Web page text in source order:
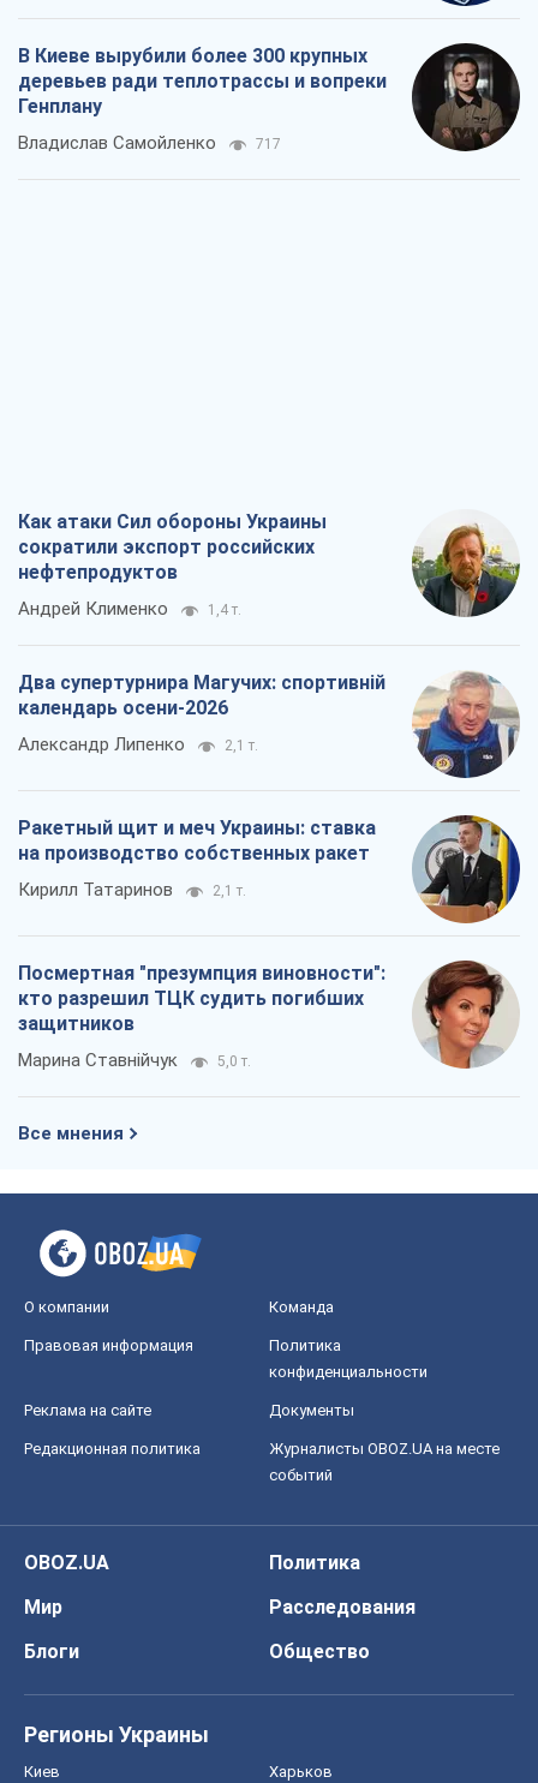
В Киеве вырубили более 300 крупных
деревьев ради теплотрассы и вопреки
Генплану
Владислав Самойленко 717
Как атаки Сил обороны Украины
сократили экспорт российских
нефтепродуктов
Андрей Клименко 1,4 т.
Два супертурнира Магучих: спортивній
календарь осени-2026
Александр Липенко 2,1 т.
Ракетный щит и меч Украины: ставка
на производство собственных ракет
Кирилл Татаринов 2,1 т.
Посмертная "презумпция виновности":
кто разрешил ТЦК судить погибших
защитников
Марина Ставнійчук 5,0 т.
Все мнения
О компании Команда
Правовая информация
Политика
конфиденциальности
Реклама на сайте Документы
Редакционная политика
Журналисты OBOZ.UA на месте
событий
OBOZ.UA
Политика
Мир
Расследования
Блоги
Общество
Регионы Украины
Киев Харьков